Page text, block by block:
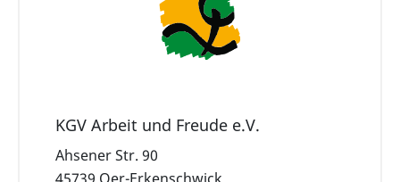
KGV Arbeit und Freude e.V.
Ahsener Str. 90